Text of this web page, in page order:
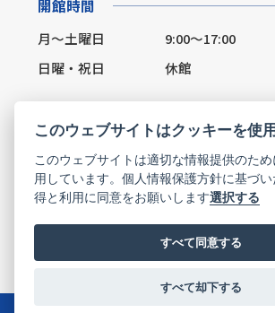
開館時間
月～土曜日
9:00～17:00
日曜・祝日
休館
Facebook
お問い合わせ
このウェブサイトはクッキーを使
このウェブサイトは適切な情報提供のた
用しています。個人情報保護方針に基づ
得と利用に同意をお願いします選択する
すべて同意する
すべて却下する